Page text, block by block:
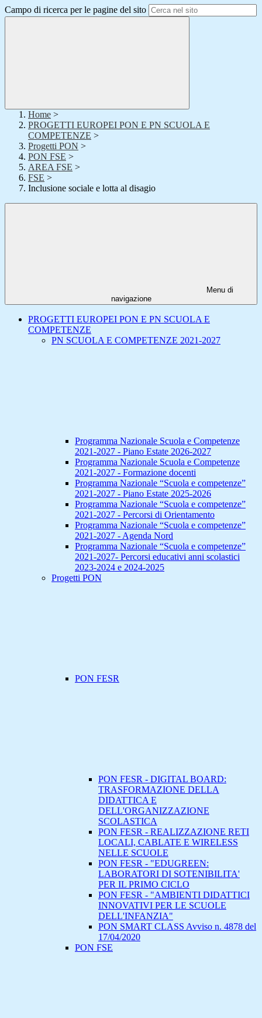
Campo di ricerca per le pagine del sito
Home >
PROGETTI EUROPEI PON E PN SCUOLA E
COMPETENZE >
Progetti PON >
PON FSE >
AREA FSE >
FSE >
Inclusione sociale e lotta al disagio
Menu di
navigazione
PROGETTI EUROPEI PON E PN SCUOLA E
COMPETENZE
PN SCUOLA E COMPETENZE 2021-2027
Programma Nazionale Scuola e Competenze
2021-2027 - Piano Estate 2026-2027
Programma Nazionale Scuola e Competenze
2021-2027 - Formazione docenti
Programma Nazionale “Scuola e competenze”
2021-2027 - Piano Estate 2025-2026
Programma Nazionale “Scuola e competenze”
2021-2027 - Percorsi di Orientamento
Programma Nazionale “Scuola e competenze”
2021-2027 - Agenda Nord
Programma Nazionale “Scuola e competenze”
2021-2027- Percorsi educativi anni scolastici
2023-2024 e 2024-2025
Progetti PON
PON FESR
PON FESR - DIGITAL BOARD:
TRASFORMAZIONE DELLA
DIDATTICA E
DELL'ORGANIZZAZIONE
SCOLASTICA
PON FESR - REALIZZAZIONE RETI
LOCALI, CABLATE E WIRELESS
NELLE SCUOLE
PON FESR - "EDUGREEN:
LABORATORI DI SOTENIBILITA'
PER IL PRIMO CICLO
PON FESR - "AMBIENTI DIDATTICI
INNOVATIVI PER LE SCUOLE
DELL'INFANZIA"
PON SMART CLASS Avviso n. 4878 del
17/04/2020
PON FSE